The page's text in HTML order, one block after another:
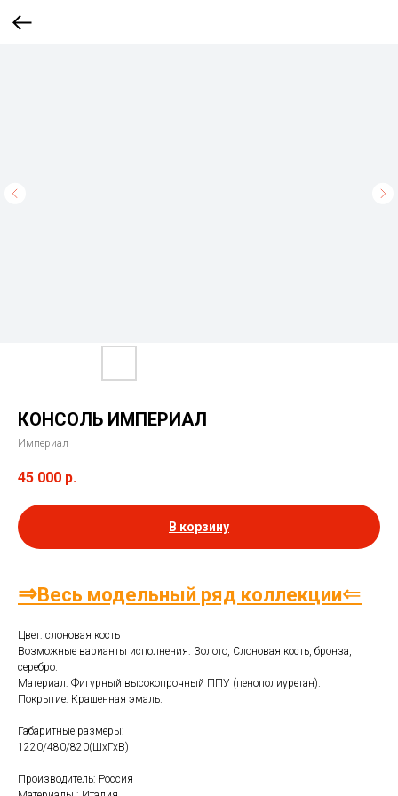
КОНСОЛЬ ИМПЕРИАЛ
Империал
45 000 р.
В корзину
⇒Весь модельный ряд коллекции⇐
Цвет: слоновая кость
Возможные варианты исполнения: Золото, Слоновая кость, бронза,
серебро.
Материал: Фигурный высокопрочный ППУ (пенополиуретан).
Покрытие: Крашенная эмаль.
Габаритные размеры:
1220/480/820(ШхГхВ)
Производитель: Россия